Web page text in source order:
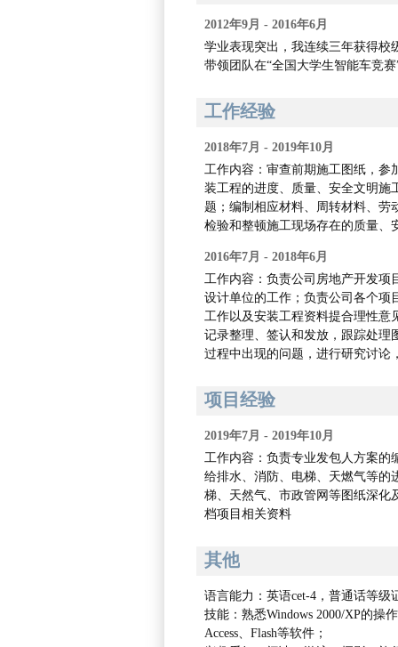
2012年9月 - 2016年6月
学业表现突出，我连续三年获得校
带领团队在“全国大学生智能车竞
工作经验
2018年7月 - 2019年10月
工作内容：审查前期施工图纸，参
装工程的进度、质量、安全文明施
题；编制相应材料、周转材料、劳
检验和整顿施工现场存在的质量、
2016年7月 - 2018年6月
工作内容：负责公司房地产开发项
设计单位的工作；负责公司各个项
工作以及安装工程资料提合理性意
记录整理、签认和发放，跟踪处理
过程中出现的问题，进行研究讨论
项目经验
2019年7月 - 2019年10月
工作内容：负责专业发包人方案的
给排水、消防、电梯、天燃气等的
梯、天然气、市政管网等图纸深化
档项目相关资料
其他
语言能力：英语cet-4，普通话等级
技能：熟悉Windows 2000/XP的操
Access、Flash等软件；